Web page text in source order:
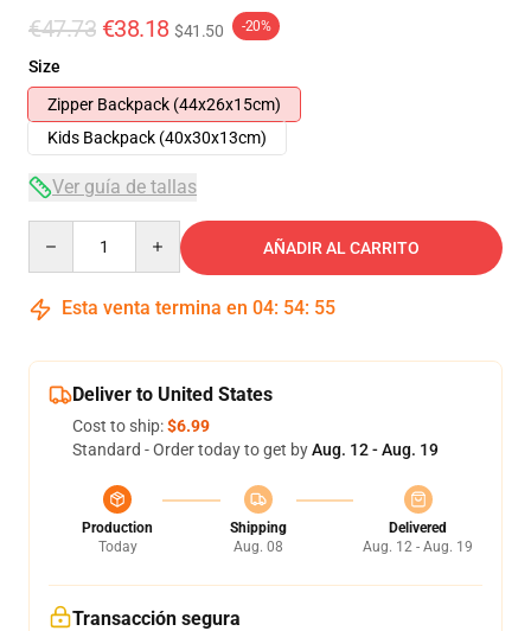
€47.73 €38.18 $41.50 -20%
Size
Zipper Backpack (44x26x15cm)
Kids Backpack (40x30x13cm)
Ver guía de tallas
AÑADIR AL CARRITO
Esta venta termina en 04: 54: 54
Deliver to United States
Cost to ship:$6.99
Standard - Order today to get byAug. 12 - Aug. 19
Production
Today
Shipping
Aug. 08
Delivered
Aug. 12 - Aug. 19
Transacción segura